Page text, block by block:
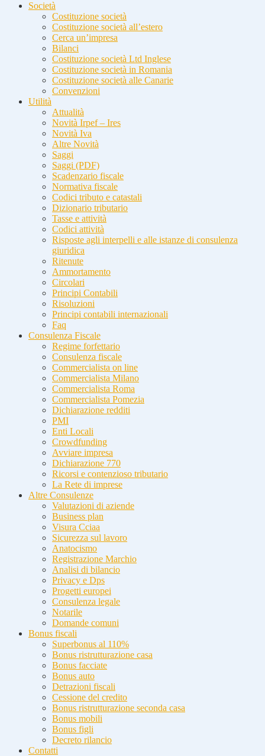
Società
Costituzione società
Costituzione società all’estero
Cerca un’impresa
Bilanci
Costituzione società Ltd Inglese
Costituzione società in Romania
Costituzione società alle Canarie
Convenzioni
Utilità
Attualità
Novità Irpef – Ires
Novità Iva
Altre Novità
Saggi
Saggi (PDF)
Scadenzario fiscale
Normativa fiscale
Codici tributo e catastali
Dizionario tributario
Tasse e attività
Codici attività
Risposte agli interpelli e alle istanze di consulenza
giuridica
Ritenute
Ammortamento
Circolari
Principi Contabili
Risoluzioni
Principi contabili internazionali
Faq
Consulenza Fiscale
Regime forfettario
Consulenza fiscale
Commercialista on line
Commercialista Milano
Commercialista Roma
Commercialista Pomezia
Dichiarazione redditi
PMI
Enti Locali
Crowdfunding
Avviare impresa
Dichiarazione 770
Ricorsi e contenzioso tributario
La Rete di imprese
Altre Consulenze
Valutazioni di aziende
Business plan
Visura Cciaa
Sicurezza sul lavoro
Anatocismo
Registrazione Marchio
Analisi di bilancio
Privacy e Dps
Progetti europei
Consulenza legale
Notarile
Domande comuni
Bonus fiscali
Superbonus al 110%
Bonus ristrutturazione casa
Bonus facciate
Bonus auto
Detrazioni fiscali
Cessione del credito
Bonus ristrutturazione seconda casa
Bonus mobili
Bonus figli
Decreto rilancio
Contatti